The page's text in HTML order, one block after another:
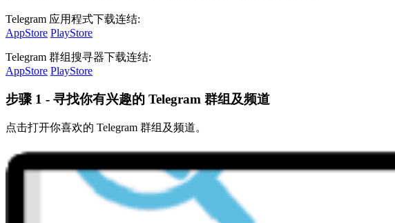
Telegram 应用程式下载连结:
AppStore PlayStore
Telegram 群组搜寻器下载连结:
AppStore PlayStore
步骤 1 - 寻找你有兴趣的 Telegram 群组及频道
点击打开你喜欢的 Telegram 群组及频道。